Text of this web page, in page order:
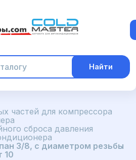
Найти
частей для компрессора
сброса давления
3/8, с диаметром резьбы
10